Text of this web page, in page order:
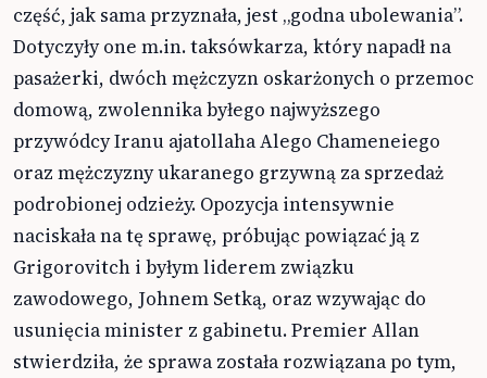
część, jak sama przyznała, jest „godna ubolewania”.
Dotyczyły one m.in. taksówkarza, który napadł na
pasażerki, dwóch mężczyzn oskarżonych o przemoc
domową, zwolennika byłego najwyższego
przywódcy Iranu ajatollaha Alego Chameneiego
oraz mężczyzny ukaranego grzywną za sprzedaż
podrobionej odzieży. Opozycja intensywnie
naciskała na tę sprawę, próbując powiązać ją z
Grigorovitch i byłym liderem związku
zawodowego, Johnem Setką, oraz wzywając do
usunięcia minister z gabinetu. Premier Allan
stwierdziła, że sprawa została rozwiązana po tym,